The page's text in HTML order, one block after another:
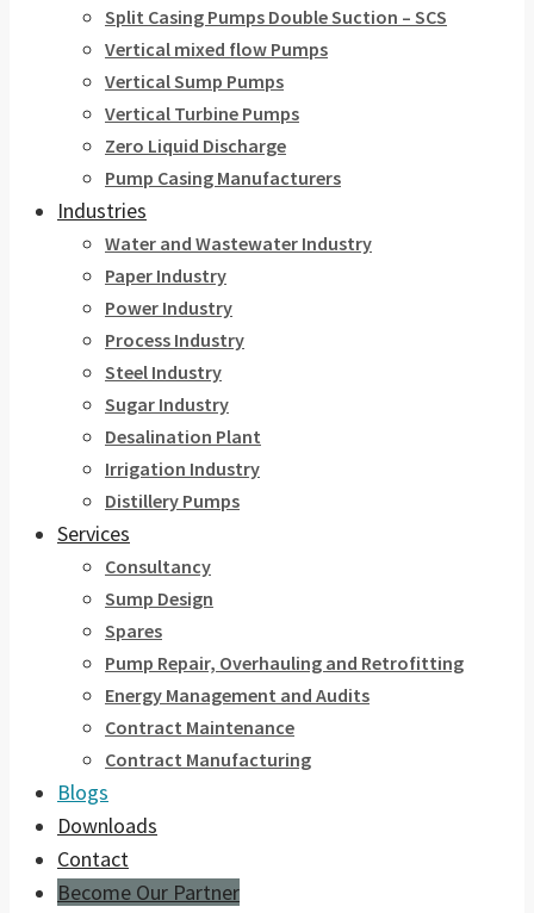
Split Casing Pumps Double Suction – SCS
Vertical mixed flow Pumps
Vertical Sump Pumps
Vertical Turbine Pumps
Zero Liquid Discharge
Pump Casing Manufacturers
Industries
Water and Wastewater Industry
Paper Industry
Power Industry
Process Industry
Steel Industry
Sugar Industry
Desalination Plant
Irrigation Industry
Distillery Pumps
Services
Consultancy
Sump Design
Spares
Pump Repair, Overhauling and Retrofitting
Energy Management and Audits
Contract Maintenance
Contract Manufacturing
Blogs
Downloads
Contact
Become Our Partner